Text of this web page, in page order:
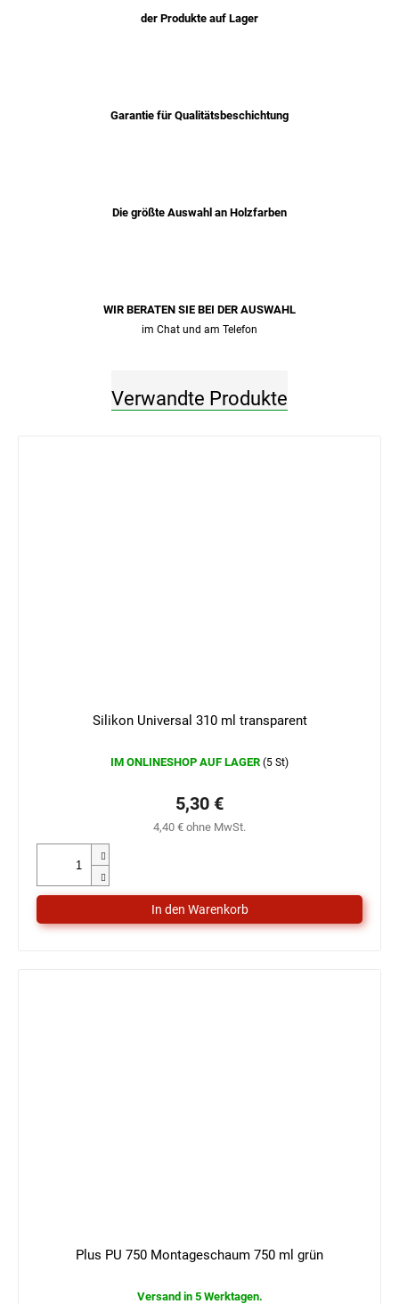
der Produkte auf Lager
Garantie für Qualitätsbeschichtung
Die größte Auswahl an Holzfarben
WIR BERATEN SIE BEI ​​DER AUSWAHL
im Chat und am Telefon
Verwandte Produkte
Silikon Universal 310 ml transparent
IM ONLINESHOP AUF LAGER (5 St)
4,40 € ohne MwSt.
5,30 €
Plus PU 750 Montageschaum 750 ml grün
Versand in 5 Werktagen.